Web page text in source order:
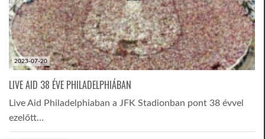
LINKTR.EE
GLOBOZSARU
LATIMO.HU
2023-07-20
LIVE AID 38 ÉVE PHILADELPHIÁBAN
Live Aid Philadelphiaban a JFK Stadionban pont 38 évvel
ezelőtt…